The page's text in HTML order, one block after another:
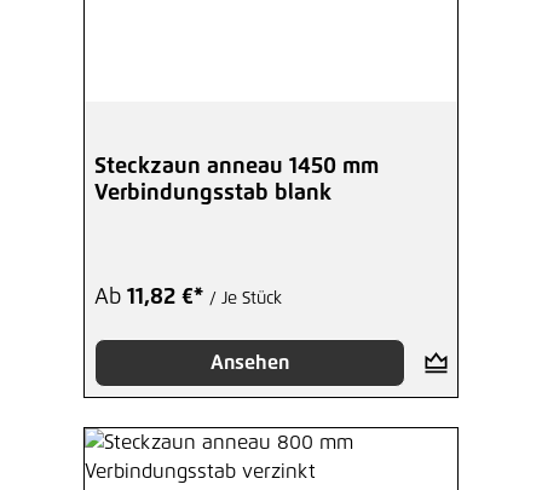
Steckzaun anneau 1450 mm
Verbindungsstab blank
Ab 11,82 €* / Je Stück
Ansehen